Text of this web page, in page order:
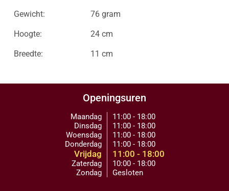
Gewicht: 76 gram
Hoogte: 24 cm
Breedte: 11 cm
Openingsuren
Maandag
Dinsdag
Woensdag
Donderdag
Vrijdag
Zaterdag
Zondag
11:00 - 18:00
11:00 - 18:00
11:00 - 18:00
11:00 - 18:00
11:00 - 18:00
10:00 - 18:00
Gesloten